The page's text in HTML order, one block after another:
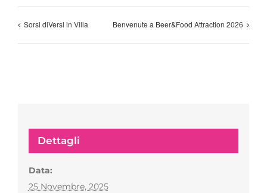
Sorsi diVersi in Villa Benvenute a Beer&Food Attraction 2026
Dettagli
Data:
25 Novembre, 2025